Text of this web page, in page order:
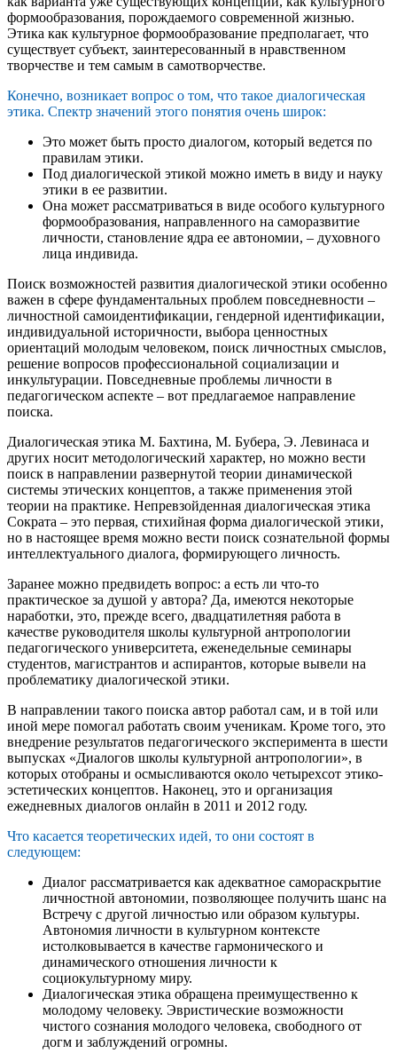
формообразования, порождаемого современной жизнью.
Этика как культурное формообразование предполагает, что
существует субъект, заинтересованный в нравственном
творчестве и тем самым в самотворчестве.
Конечно, возникает вопрос о том, что такое диалогическая
этика. Спектр значений этого понятия очень широк:
Это может быть просто диалогом, который ведется по
правилам этики.
Под диалогической этикой можно иметь в виду и науку
этики в ее развитии.
Она может рассматриваться в виде особого культурного
формообразования, направленного на саморазвитие
личности, становление ядра ее автономии, – духовного
лица индивида.
Поиск возможностей развития диалогической этики особенно
важен в сфере фундаментальных проблем повседневности –
личностной самоидентификации, гендерной идентификации,
индивидуальной историчности, выбора ценностных
ориентаций молодым человеком, поиск личностных смыслов,
решение вопросов профессиональной социализации и
инкультурации. Повседневные проблемы личности в
педагогическом аспекте – вот предлагаемое направление
поиска.
Диалогическая этика М. Бахтина, М. Бубера, Э. Левинаса и
других носит методологический характер, но можно вести
поиск в направлении развернутой теории динамической
системы этических концептов, а также применения этой
теории на практике. Непревзойденная диалогическая этика
Сократа – это первая, стихийная форма диалогической этики,
но в настоящее время можно вести поиск сознательной формы
интеллектуального диалога, формирующего личность.
Заранее можно предвидеть вопрос: а есть ли что-то
практическое за душой у автора? Да, имеются некоторые
наработки, это, прежде всего, двадцатилетняя работа в
качестве руководителя школы культурной антропологии
педагогического университета, еженедельные семинары
студентов, магистрантов и аспирантов, которые вывели на
проблематику диалогической этики.
В направлении такого поиска автор работал сам, и в той или
иной мере помогал работать своим ученикам. Кроме того, это
внедрение результатов педагогического эксперимента в шести
выпусках «Диалогов школы культурной антропологии», в
которых отобраны и осмысливаются около четырехсот этико-
эстетических концептов. Наконец, это и организация
ежедневных диалогов онлайн в 2011 и 2012 году.
Что касается теоретических идей, то они состоят в
следующем:
Диалог рассматривается как адекватное самораскрытие
личностной автономии, позволяющее получить шанс на
Встречу с другой личностью или образом культуры.
Автономия личности в культурном контексте
истолковывается в качестве гармонического и
динамического отношения личности к
социокультурному миру.
Диалогическая этика обращена преимущественно к
молодому человеку. Эвристические возможности
чистого сознания молодого человека, свободного от
догм и заблуждений огромны.